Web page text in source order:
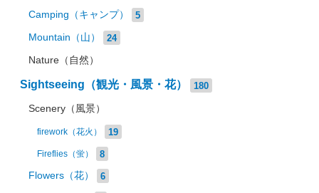
Camping（キャンプ） 5
Mountain（山） 24
Nature（自然）
Sightseeing（観光・風景・花） 180
Scenery（風景）
firework（花火） 19
Fireflies（蛍） 8
Flowers（花） 6